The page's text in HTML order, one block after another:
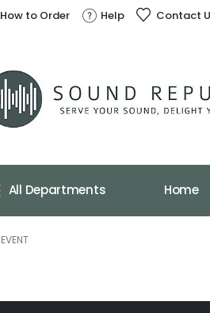
How to Order Help Contact
All Departments Home
EVENT